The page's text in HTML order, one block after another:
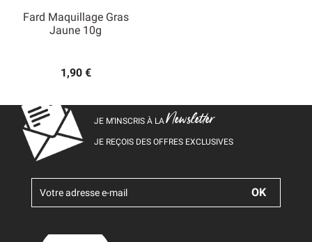
Fard Maquillage Gras
Jaune 10g
1,90 €
JE M’INSCRIS À LANewsletter
JE REÇOIS DES OFFRES EXCLUSIVES